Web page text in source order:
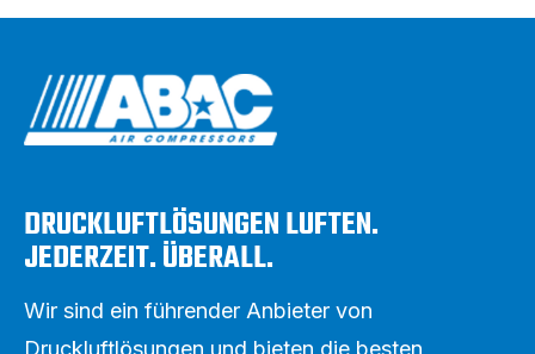
DRUCKLUFTLÖSUNGEN LUFTEN.
JEDERZEIT. ÜBERALL.